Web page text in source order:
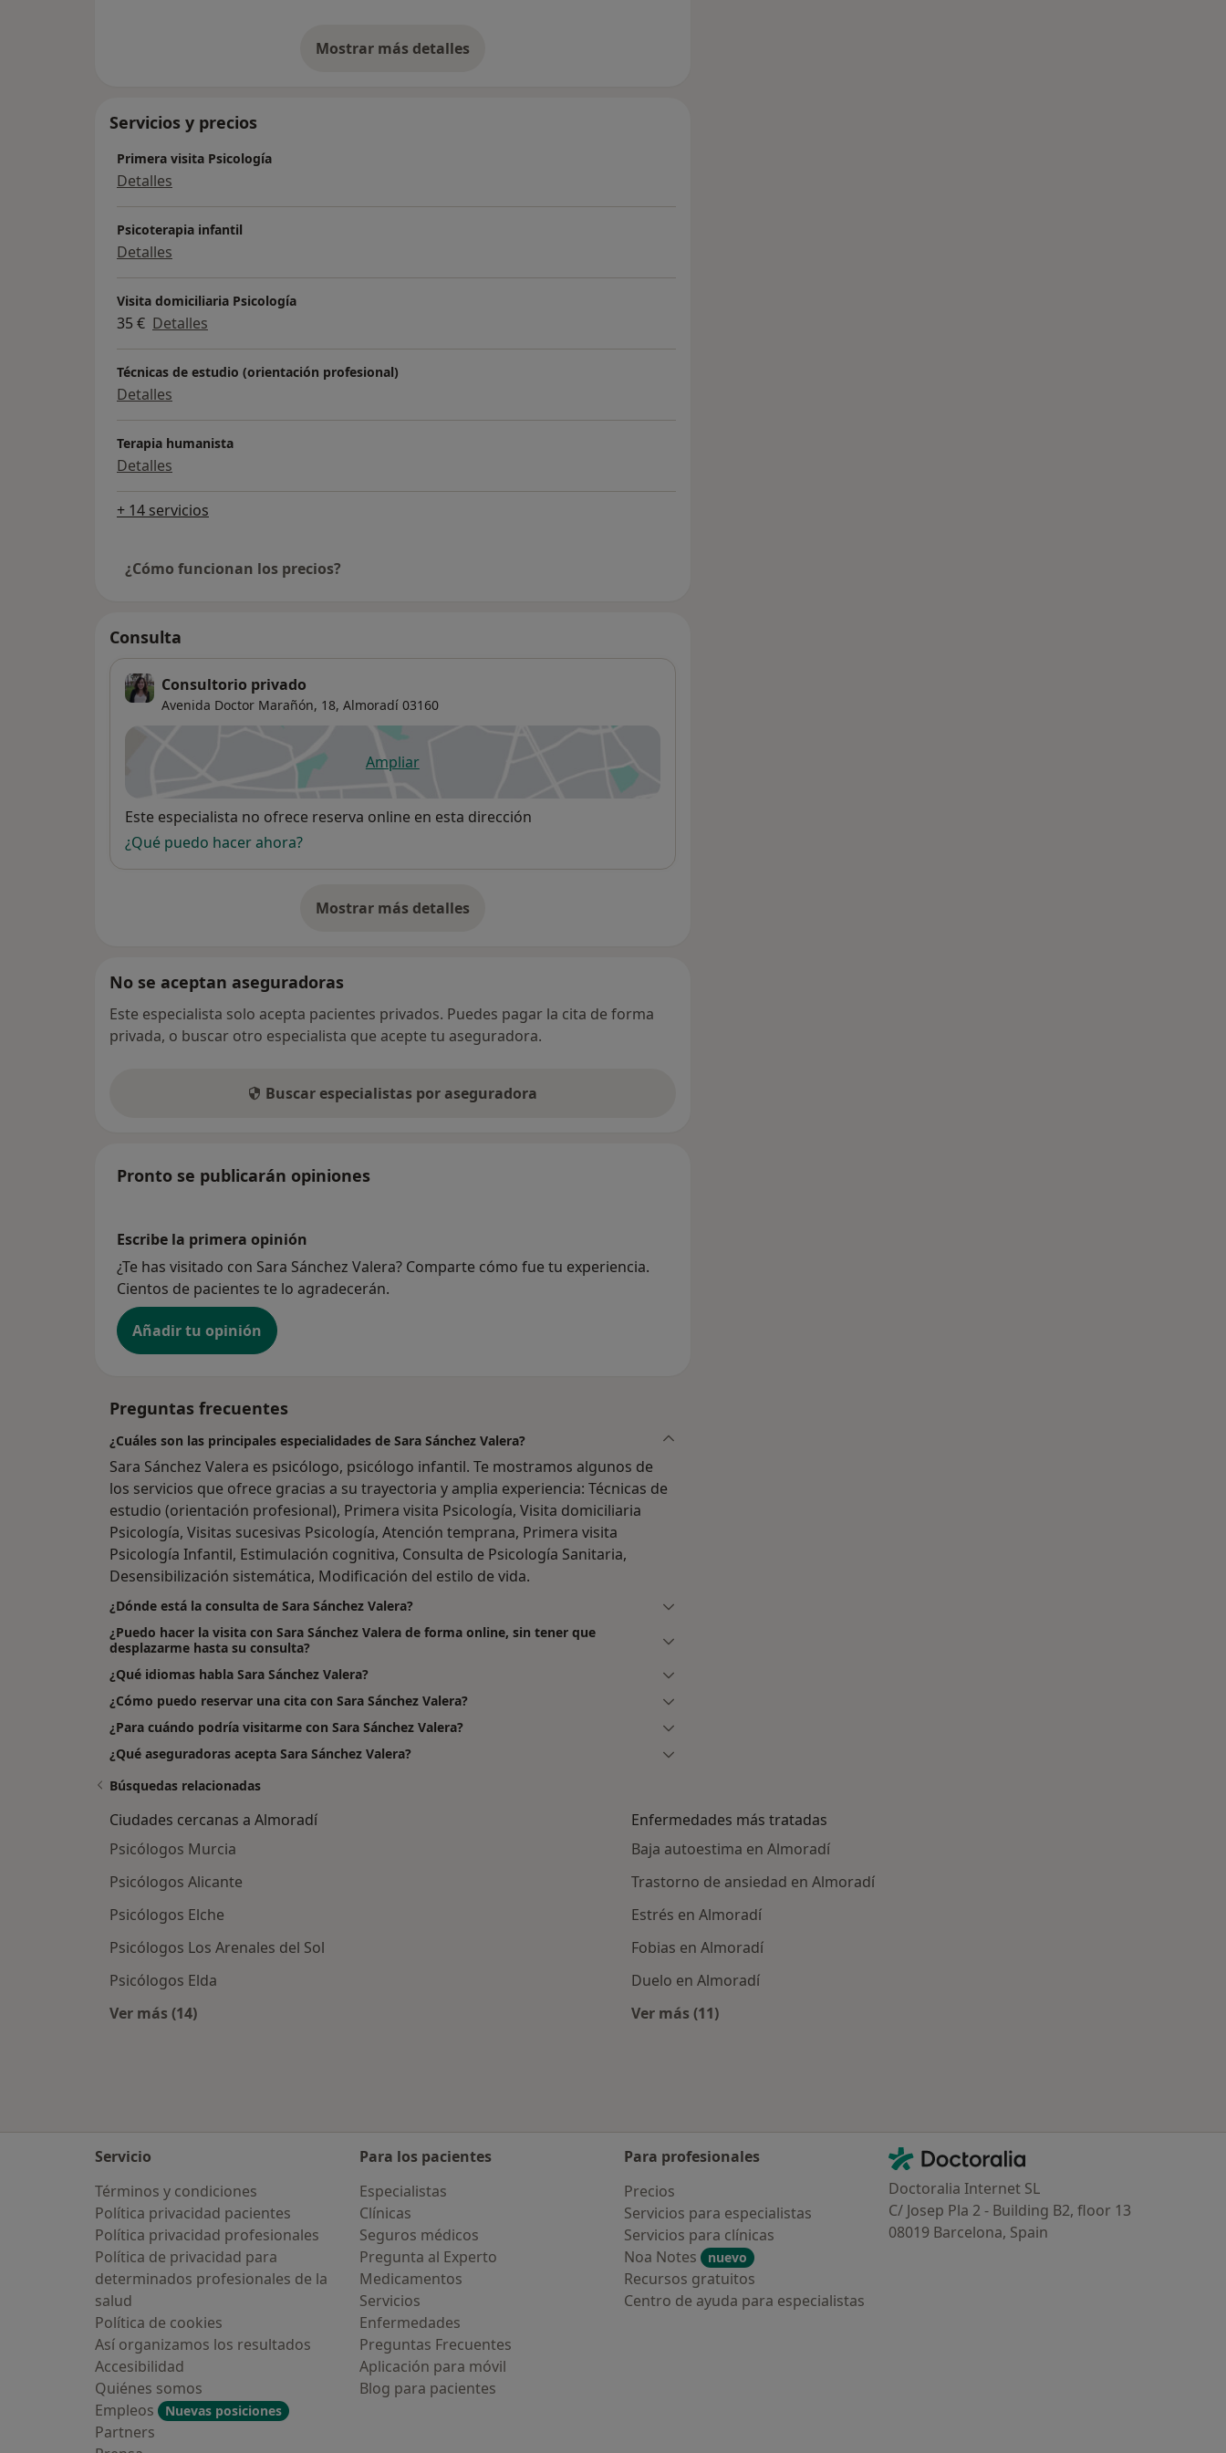
Mostrar más detalles
sobre la experiencia
Servicios y precios
Primera visita Psicología
Detalles
Psicoterapia infantil
Detalles
Visita domiciliaria Psicología
35 € Detalles
Técnicas de estudio (orientación profesional)
Detalles
Terapia humanista
Detalles
+ 14 servicios
¿Cómo funcionan los precios?
Consulta
Consultorio privado
Avenida Doctor Marañón, 18, Almoradí 03160
Ampliarse abre en una nueva pestaña
Disponibilidad
Este especialista no ofrece reserva online en esta dirección
¿Qué puedo hacer ahora?
Mostrar más detalles
sobre la dirección
No se aceptan aseguradoras
Este especialista solo acepta pacientes privados. Puedes pagar la cita de forma
privada, o buscar otro especialista que acepte tu aseguradora.
Buscar especialistas por aseguradora
Pronto se publicarán opiniones
Escribe la primera opinión
¿Te has visitado con Sara Sánchez Valera? Comparte cómo fue tu experiencia.
Cientos de pacientes te lo agradecerán.
Añadir tu opinión
Preguntas frecuentes
¿Cuáles son las principales especialidades de Sara Sánchez Valera?
Sara Sánchez Valera es psicólogo, psicólogo infantil. Te mostramos algunos de
los servicios que ofrece gracias a su trayectoria y amplia experiencia: Técnicas de
estudio (orientación profesional), Primera visita Psicología, Visita domiciliaria
Psicología, Visitas sucesivas Psicología, Atención temprana, Primera visita
Psicología Infantil, Estimulación cognitiva, Consulta de Psicología Sanitaria,
Desensibilización sistemática, Modificación del estilo de vida.
¿Dónde está la consulta de Sara Sánchez Valera?
¿Puedo hacer la visita con Sara Sánchez Valera de forma online, sin tener que
desplazarme hasta su consulta?
¿Qué idiomas habla Sara Sánchez Valera?
¿Cómo puedo reservar una cita con Sara Sánchez Valera?
¿Para cuándo podría visitarme con Sara Sánchez Valera?
¿Qué aseguradoras acepta Sara Sánchez Valera?
Búsquedas relacionadas
Ciudades cercanas a Almoradí
Psicólogos Murcia
Psicólogos Alicante
Psicólogos Elche
Psicólogos Los Arenales del Sol
Psicólogos Elda
Ver más (14)
Enfermedades más tratadas
Baja autoestima en Almoradí
Trastorno de ansiedad en Almoradí
Estrés en Almoradí
Fobias en Almoradí
Duelo en Almoradí
Ver más (11)
Servicio
Términos y condiciones
Política privacidad pacientes
Política privacidad profesionales
Política de privacidad para
determinados profesionales de la
salud
Política de cookies
Así organizamos los resultados
Accesibilidad
Quiénes somos
Empleos
Nuevas posiciones
Partners
Para los pacientes
Especialistas
Clínicas
Seguros médicos
Pregunta al Experto
Medicamentos
Servicios
Enfermedades
Preguntas Frecuentes
Aplicación para móvil
Blog para pacientes
Para profesionales
Precios
Servicios para especialistas
Servicios para clínicas
Noa Notes
nuevo
Recursos gratuitos
Centro de ayuda para especialistas
Contacto
Doctoralia - Página de inicio
Doctoralia Internet SL
C/ Josep Pla 2 - Building B2, floor 13
08019 Barcelona, Spain